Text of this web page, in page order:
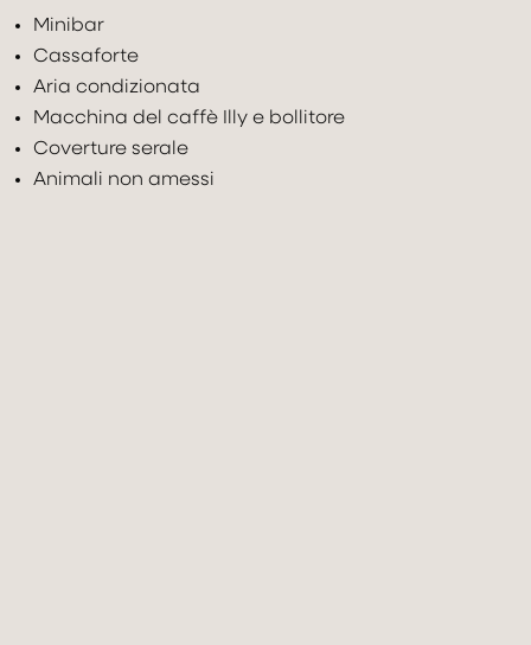
Check In
Minibar
Cassaforte
Aria condizionata
Macchina del caffè Illy e bollitore
Coverture serale
Animali non amessi